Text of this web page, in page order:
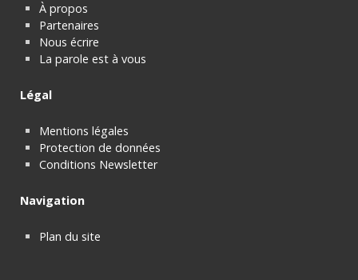
À propos
Partenaires
Nous écrire
La parole est à vous
Légal
Mentions légales
Protection de données
Conditions Newsletter
Navigation
Plan du site